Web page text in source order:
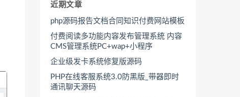
近期文章
php源码报告文档合同知识付费网站模板
付费阅读多功能内容发布管理系统 内容
CMS管理系统PC+wap+小程序
企业级发卡系统修复版源码
PHP在线客服系统3.0防黑版_带器即时
通讯聊天源码